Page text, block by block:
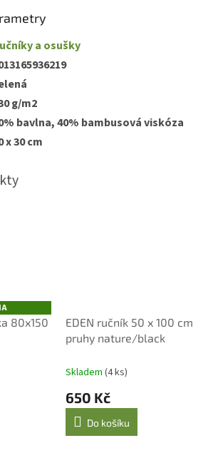
a osušky
g/m2
bavlna, 40% bambusová viskóza
x 30 cm
80x150
EDEN ručník 50 x 100 cm
pruhy nature/black
Skladem (4 ks)
650 Kč
Do košíku